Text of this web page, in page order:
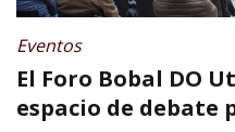
Eventos
El Foro Bobal DO
espacio de debate